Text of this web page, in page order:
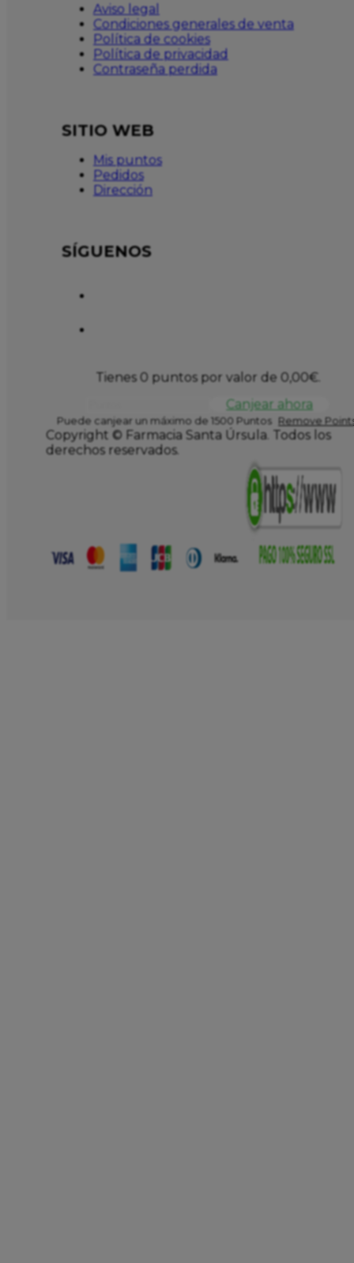
Aviso legal
Condiciones generales de venta
Política de cookies
Política de privacidad
Contraseña perdida
SITIO WEB
Mis puntos
Pedidos
Dirección
SÍGUENOS
Tienes 0 puntos por valor de 0,00€.
Canjear ahora
Puede canjear un máximo de 1500 Puntos Remove
Copyright © Farmacia Santa Úrsula. Todos los
derechos reservados.